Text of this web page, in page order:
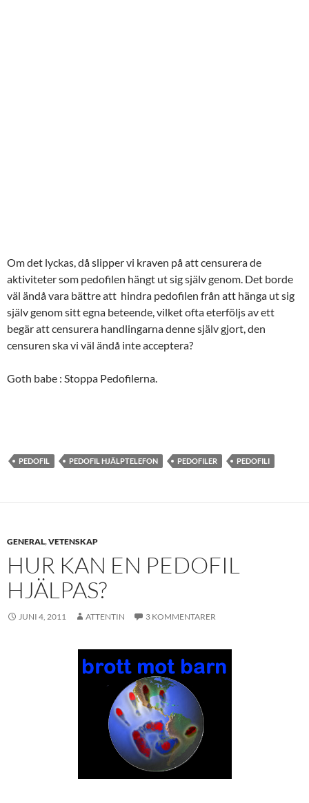
Om det lyckas, då slipper vi kraven på att censurera de
aktiviteter som pedofilen hängt ut sig själv genom. Det borde
väl ändå vara bättre att hindra pedofilen från att hänga ut sig
själv genom sitt egna beteende, vilket ofta eterföljs av ett
begär att censurera handlingarna denne själv gjort, den
censuren ska vi väl ändå inte acceptera?
Goth babe : Stoppa Pedofilerna.
PEDOFIL PEDOFIL HJÄLPTELEFON PEDOFILER PEDOFILI
GENERAL,VETENSKAP
HUR KAN EN PEDOFIL
HJÄLPAS?
JUNI 4, 2011 ATTENTIN 3 KOMMENTARER